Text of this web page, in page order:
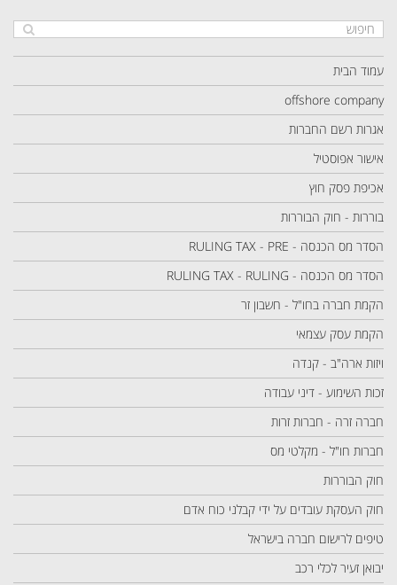
עמוד הבית
offshore company
אגרות רשם החברות
אישור אפוסטיל
אכיפת פסק חוץ
בוררות - חוק הבוררות
הסדר מס הכנסה - RULING TAX - PRE
הסדר מס הכנסה - RULING TAX - RULING
הקמת חברה בחו"ל - חשבון זר
הקמת עסק עצמאי
ויזות ארה"ב - קנדה
זכות השימוע - דיני עבודה
חברה זרה - חברות זרות
חברות חו"ל - מקלטי מס
חוק הבוררות
חוק העסקת עובדים על ידי קבלני כוח אדם
טיפים לרישום חברה בישראל
יבואן זעיר לכלי רכב